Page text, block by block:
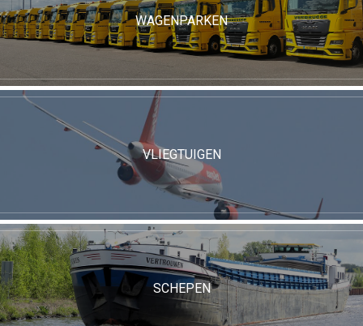
WAGENPARKEN
VLIEGTUIGEN
SCHEPEN